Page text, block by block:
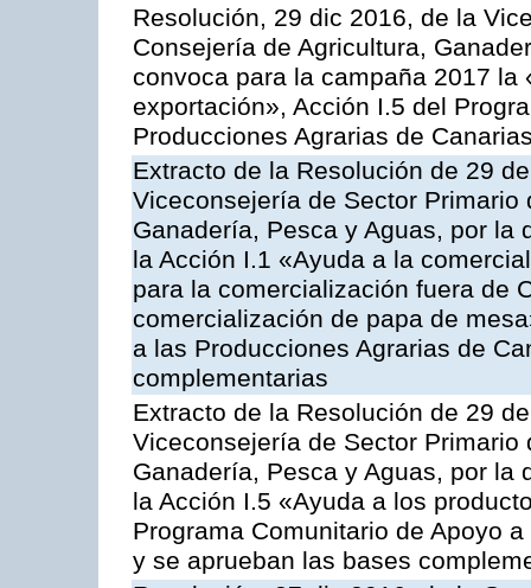
Resolución, 29 dic 2016, de la
Consejería de Agricultura,
convoca para la campaña 2017
exportación», Acción I.5 del
Producciones Agrarias de
Extracto de la Resolución de 29
Viceconsejería de Sector
Ganadería, Pesca y Aguas, por la
la Acción I.1 «Ayuda a la
para la comercialización fuera de
comercialización de papa de
a las Producciones Agrarias de
complementarias
Extracto de la Resolución de 29
Viceconsejería de Sector
Ganadería, Pesca y Aguas, por la
la Acción I.5 «Ayuda a los
Programa Comunitario de Apoyo
y se aprueban las bases